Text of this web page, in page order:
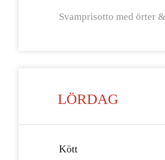
Svamprisotto med örter
LÖRDAG
Kött